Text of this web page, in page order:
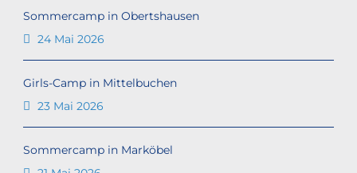
Sommercamp in Obertshausen
24 Mai 2026
Girls-Camp in Mittelbuchen
23 Mai 2026
Sommercamp in Marköbel